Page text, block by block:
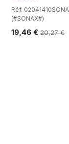
Réf.
(#SONAX#)
19,46 € 20,27€